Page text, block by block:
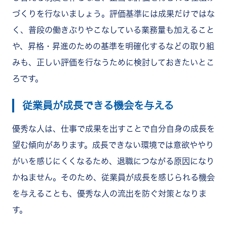
づくりを行ないましょう。評価基準には成果だけではな
く、普段の働きぶりやこなしている業務量も加えること
や、昇格・昇進のための基準を明確化するなどの取り組
みも、正しい評価を行なうために検討しておきたいとこ
ろです。
従業員が成長できる機会を与える
優秀な人は、仕事で成果を出すことで自分自身の成長を
望む傾向があります。成長できない環境では意欲ややり
がいを感じにくくなるため、退職につながる原因になり
かねません。そのため、従業員が成長を感じられる機会
を与えることも、優秀な人の流出を防ぐ対策となりま
す。